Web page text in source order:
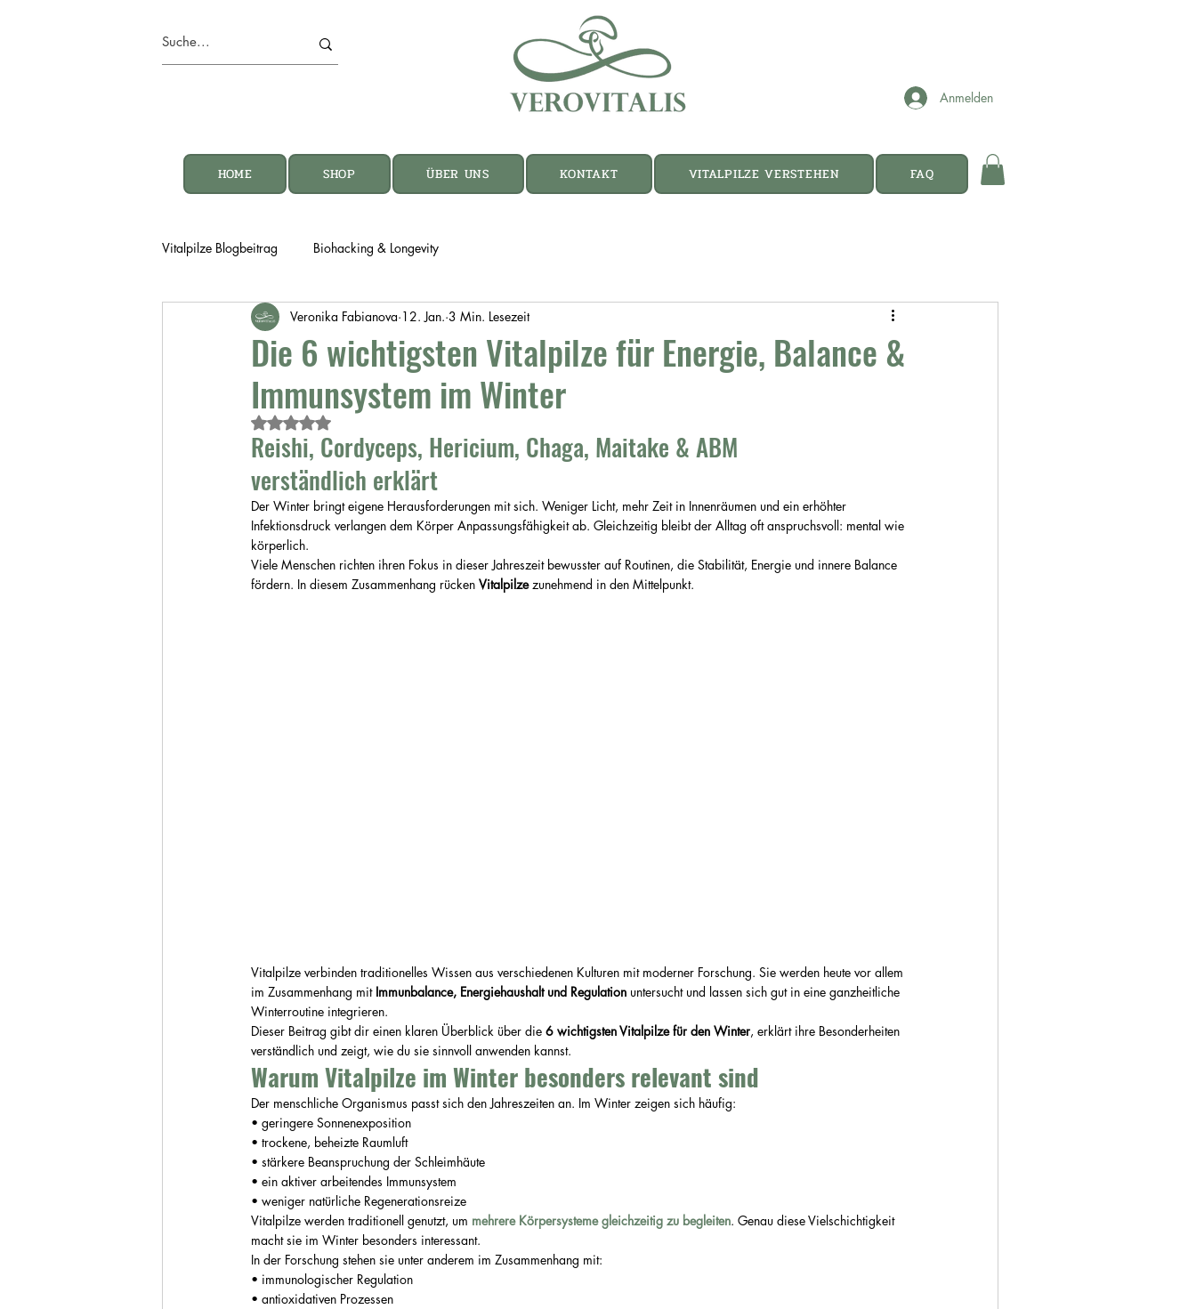
Anmelden
HOME SHOP ÜBER UNS KONTAKT VITALPILZE VERSTEHEN FAQ
Vitalpilze Blogbeitrag Biohacking & Longevity
Die 6 wichtigsten Vitalpilze für Energie, Balance &
Immunsystem im Winter
Veronika Fabianova 12. Jan. 3 Min. Lesezeit
Mit NaN von 5 Sternen bewertet.
Reishi, Cordyceps, Hericium, Chaga, Maitake & ABM
verständlich erklärt
Der Winter bringt eigene Herausforderungen mit sich. Weniger Licht, mehr Zeit in Innenräumen und ein erhöhter
Infektionsdruck verlangen dem Körper Anpassungsfähigkeit ab. Gleichzeitig bleibt der Alltag oft anspruchsvoll: mental wie
körperlich.
Viele Menschen richten ihren Fokus in dieser Jahreszeit bewusster auf Routinen, die Stabilität, Energie und innere Balance
fördern. In diesem Zusammenhang rücken Vitalpilze zunehmend in den Mittelpunkt.
Vitalpilze verbinden traditionelles Wissen aus verschiedenen Kulturen mit moderner Forschung. Sie werden heute vor allem
im Zusammenhang mit Immunbalance, Energiehaushalt und Regulation untersucht und lassen sich gut in eine ganzheitliche
Winterroutine integrieren.
Dieser Beitrag gibt dir einen klaren Überblick über die 6 wichtigsten Vitalpilze für den Winter, erklärt ihre Besonderheiten
verständlich und zeigt, wie du sie sinnvoll anwenden kannst.
Warum Vitalpilze im Winter besonders relevant sind
Der menschliche Organismus passt sich den Jahreszeiten an. Im Winter zeigen sich häufig:
• geringere Sonnenexposition
• trockene, beheizte Raumluft
• stärkere Beanspruchung der Schleimhäute
• ein aktiver arbeitendes Immunsystem
• weniger natürliche Regenerationsreize
Vitalpilze werden traditionell genutzt, um mehrere Körpersysteme gleichzeitig zu begleiten. Genau diese Vielschichtigkeit
macht sie im Winter besonders interessant.
In der Forschung stehen sie unter anderem im Zusammenhang mit:
• immunologischer Regulation
• antioxidativen Prozessen